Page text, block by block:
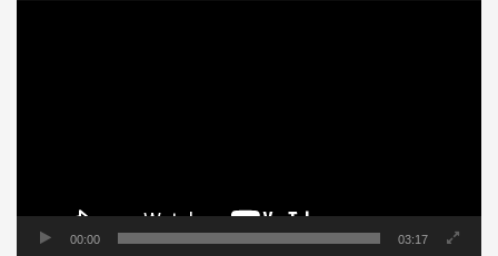
00:00 03:17